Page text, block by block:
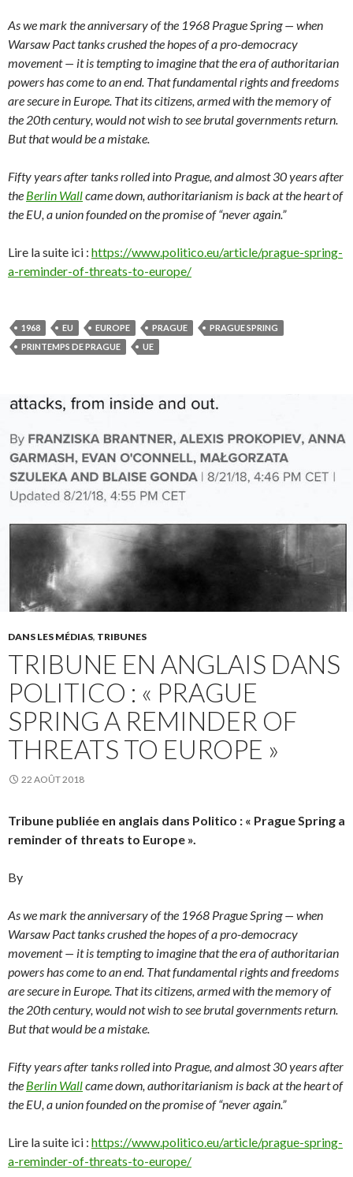
As we mark the anniversary of the 1968 Prague Spring — when
Warsaw Pact tanks crushed the hopes of a pro-democracy
movement — it is tempting to imagine that the era of authoritarian
powers has come to an end. That fundamental rights and freedoms
are secure in Europe. That its citizens, armed with the memory of
the 20th century, would not wish to see brutal governments return.
But that would be a mistake.
Fifty years after tanks rolled into Prague, and almost 30 years after
the Berlin Wallcame down, authoritarianism is back at the heart of
the EU, a union founded on the promise of “never again.”
Lire la suite ici : https://www.politico.eu/article/prague-spring-
a-reminder-of-threats-to-europe/
1968 EU EUROPE PRAGUE
PRAGUE SPRING
PRINTEMPS DE PRAGUE
UE
DANS LES MÉDIAS, TRIBUNES
TRIBUNE EN ANGLAIS DANS
POLITICO : « PRAGUE
SPRING A REMINDER OF
THREATS TO EUROPE »
22 AOÛT 2018
Tribune publiée en anglais dans Politico : « Prague Spring a
reminder of threats to Europe ».
By
As we mark the anniversary of the 1968 Prague Spring — when
Warsaw Pact tanks crushed the hopes of a pro-democracy
movement — it is tempting to imagine that the era of authoritarian
powers has come to an end. That fundamental rights and freedoms
are secure in Europe. That its citizens, armed with the memory of
the 20th century, would not wish to see brutal governments return.
But that would be a mistake.
Fifty years after tanks rolled into Prague, and almost 30 years after
the Berlin Wallcame down, authoritarianism is back at the heart of
the EU, a union founded on the promise of “never again.”
Lire la suite ici : https://www.politico.eu/article/prague-spring-
a-reminder-of-threats-to-europe/